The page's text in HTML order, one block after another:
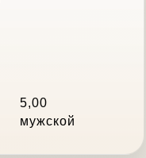
5,00
мужской